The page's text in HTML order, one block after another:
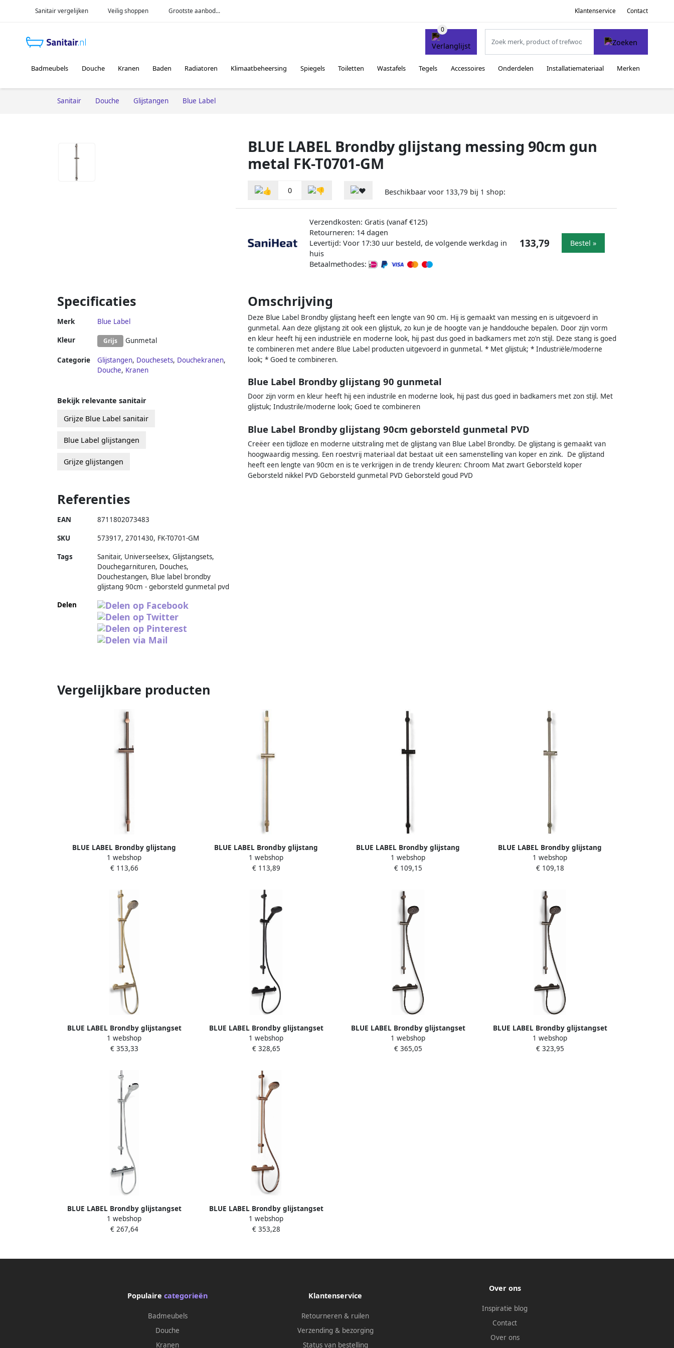
Sanitair vergelijken Veilig shoppen Grootste aanbod... Klantenservice Contact
Badmeubels Douche Kranen Baden Radiatoren Klimaatbeheersing Spiegels Toiletten Wastafels Tegels Accessoires Onderdelen Installatiemateriaal Merken
Sanitair Douche Glijstangen Blue Label
BLUE LABEL Brondby glijstang messing 90cm gun
metal FK-T0701-GM
0 Beschikbaar voor 133,79 bij 1 shop:
Verzendkosten: Gratis (vanaf €125)
Retourneren: 14 dagen
Levertijd: Voor 17:30 uur besteld, de volgende werkdag in
huis
Betaalmethodes:
133,79 Bestel »
Specificaties
Merk Blue Label
Kleur Grijs Gunmetal
Categorie Glijstangen, Douchesets, Douchekranen,
Douche, Kranen
Omschrijving
Deze Blue Label Brondby glijstang heeft een lengte van 90 cm. Hij is gemaakt van messing en is uitgevoerd in
gunmetal. Aan deze glijstang zit ook een glijstuk, zo kun je de hoogte van je handdouche bepalen. Door zijn vorm
en kleur heeft hij een industriële en moderne look, hij past dus goed in badkamers met zo’n stijl. Deze stang is goed
te combineren met andere Blue Label producten uitgevoerd in gunmetal. * Met glijstuk; * Industriële/moderne
look; * Goed te combineren.
Blue Label Brondby glijstang 90 gunmetal
Door zijn vorm en kleur heeft hij een industrile en moderne look, hij past dus goed in badkamers met zon stijl. Met
glijstuk; Industrile/moderne look; Goed te combineren
Blue Label Brondby glijstang 90cm geborsteld gunmetal PVD
Creëer een tijdloze en moderne uitstraling met de glijstang van Blue Label Brondby. De glijstang is gemaakt van
hoogwaardig messing. Een roestvrij materiaal dat bestaat uit een samenstelling van koper en zink. De glijstand
heeft een lengte van 90cm en is te verkrijgen in de trendy kleuren: Chroom Mat zwart Geborsteld koper
Geborsteld nikkel PVD Geborsteld gunmetal PVD Geborsteld goud PVD
Bekijk relevante sanitair
Grijze Blue Label sanitair
Blue Label glijstangen
Grijze glijstangen
Referenties
EAN 8711802073483
SKU 573917, 2701430, FK-T0701-GM
Tags
Sanitair, Universeelsex, Glijstangsets,
Douchegarnituren, Douches,
Douchestangen, Blue label brondby
glijstang 90cm - geborsteld gunmetal pvd
Delen
Vergelijkbare producten
BLUE LABEL Brondby glijstang
messing 90cm geborsteld brons FK-
T0701-BR
1 webshop
€ 113,66
BLUE LABEL Brondby glijstang
messing 90cm geborsteld goud FK-
T0701-BB
1 webshop
€ 113,89
BLUE LABEL Brondby glijstang
messing 90cm mat zwart FK-T0701-BL
1 webshop
€ 109,15
BLUE LABEL Brondby glijstang
messing 90cm geborsteld nikkel
FKT0701BN
1 webshop
€ 109,18
BLUE LABEL Brondby glijstangset
90cm met douchethermostaat 150mm
slang 150cm geborsteld goud FK-
1 webshop
€ 353,33
BLUE LABEL Brondby glijstangset
90cm met douchethermostaat 150mm
slang 150cm mat zwart FK-8072ASET-BL
1 webshop
€ 328,65
BLUE LABEL Brondby glijstangset
90cm met douchethermostaat 150mm
slang 150cm gun metal FK-8072A SET-
1 webshop
€ 365,05
BLUE LABEL Brondby glijstangset
90cm met douchethermostaat 150mm
slang 150cm geborsteld nikkel FK-
1 webshop
€ 323,95
BLUE LABEL Brondby glijstangset
90cm met douchethermostaat 150mm
slang 150cm chroom FK-8072ASET-CH
1 webshop
€ 267,64
BLUE LABEL Brondby glijstangset
90cm met douchethermostaat 150mm
slang 150cm geborsteld brons FK-
1 webshop
€ 353,28
Populaire categorieën
Badmeubels
Douche
Kranen
Klantenservice
Retourneren & ruilen
Verzending & bezorging
Status van bestelling
Over ons
Inspiratie blog
Contact
Over ons